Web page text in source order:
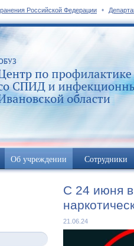
Российской Федерации •
Об учреждении Сотрудники
С 24 июня в
21.06.24